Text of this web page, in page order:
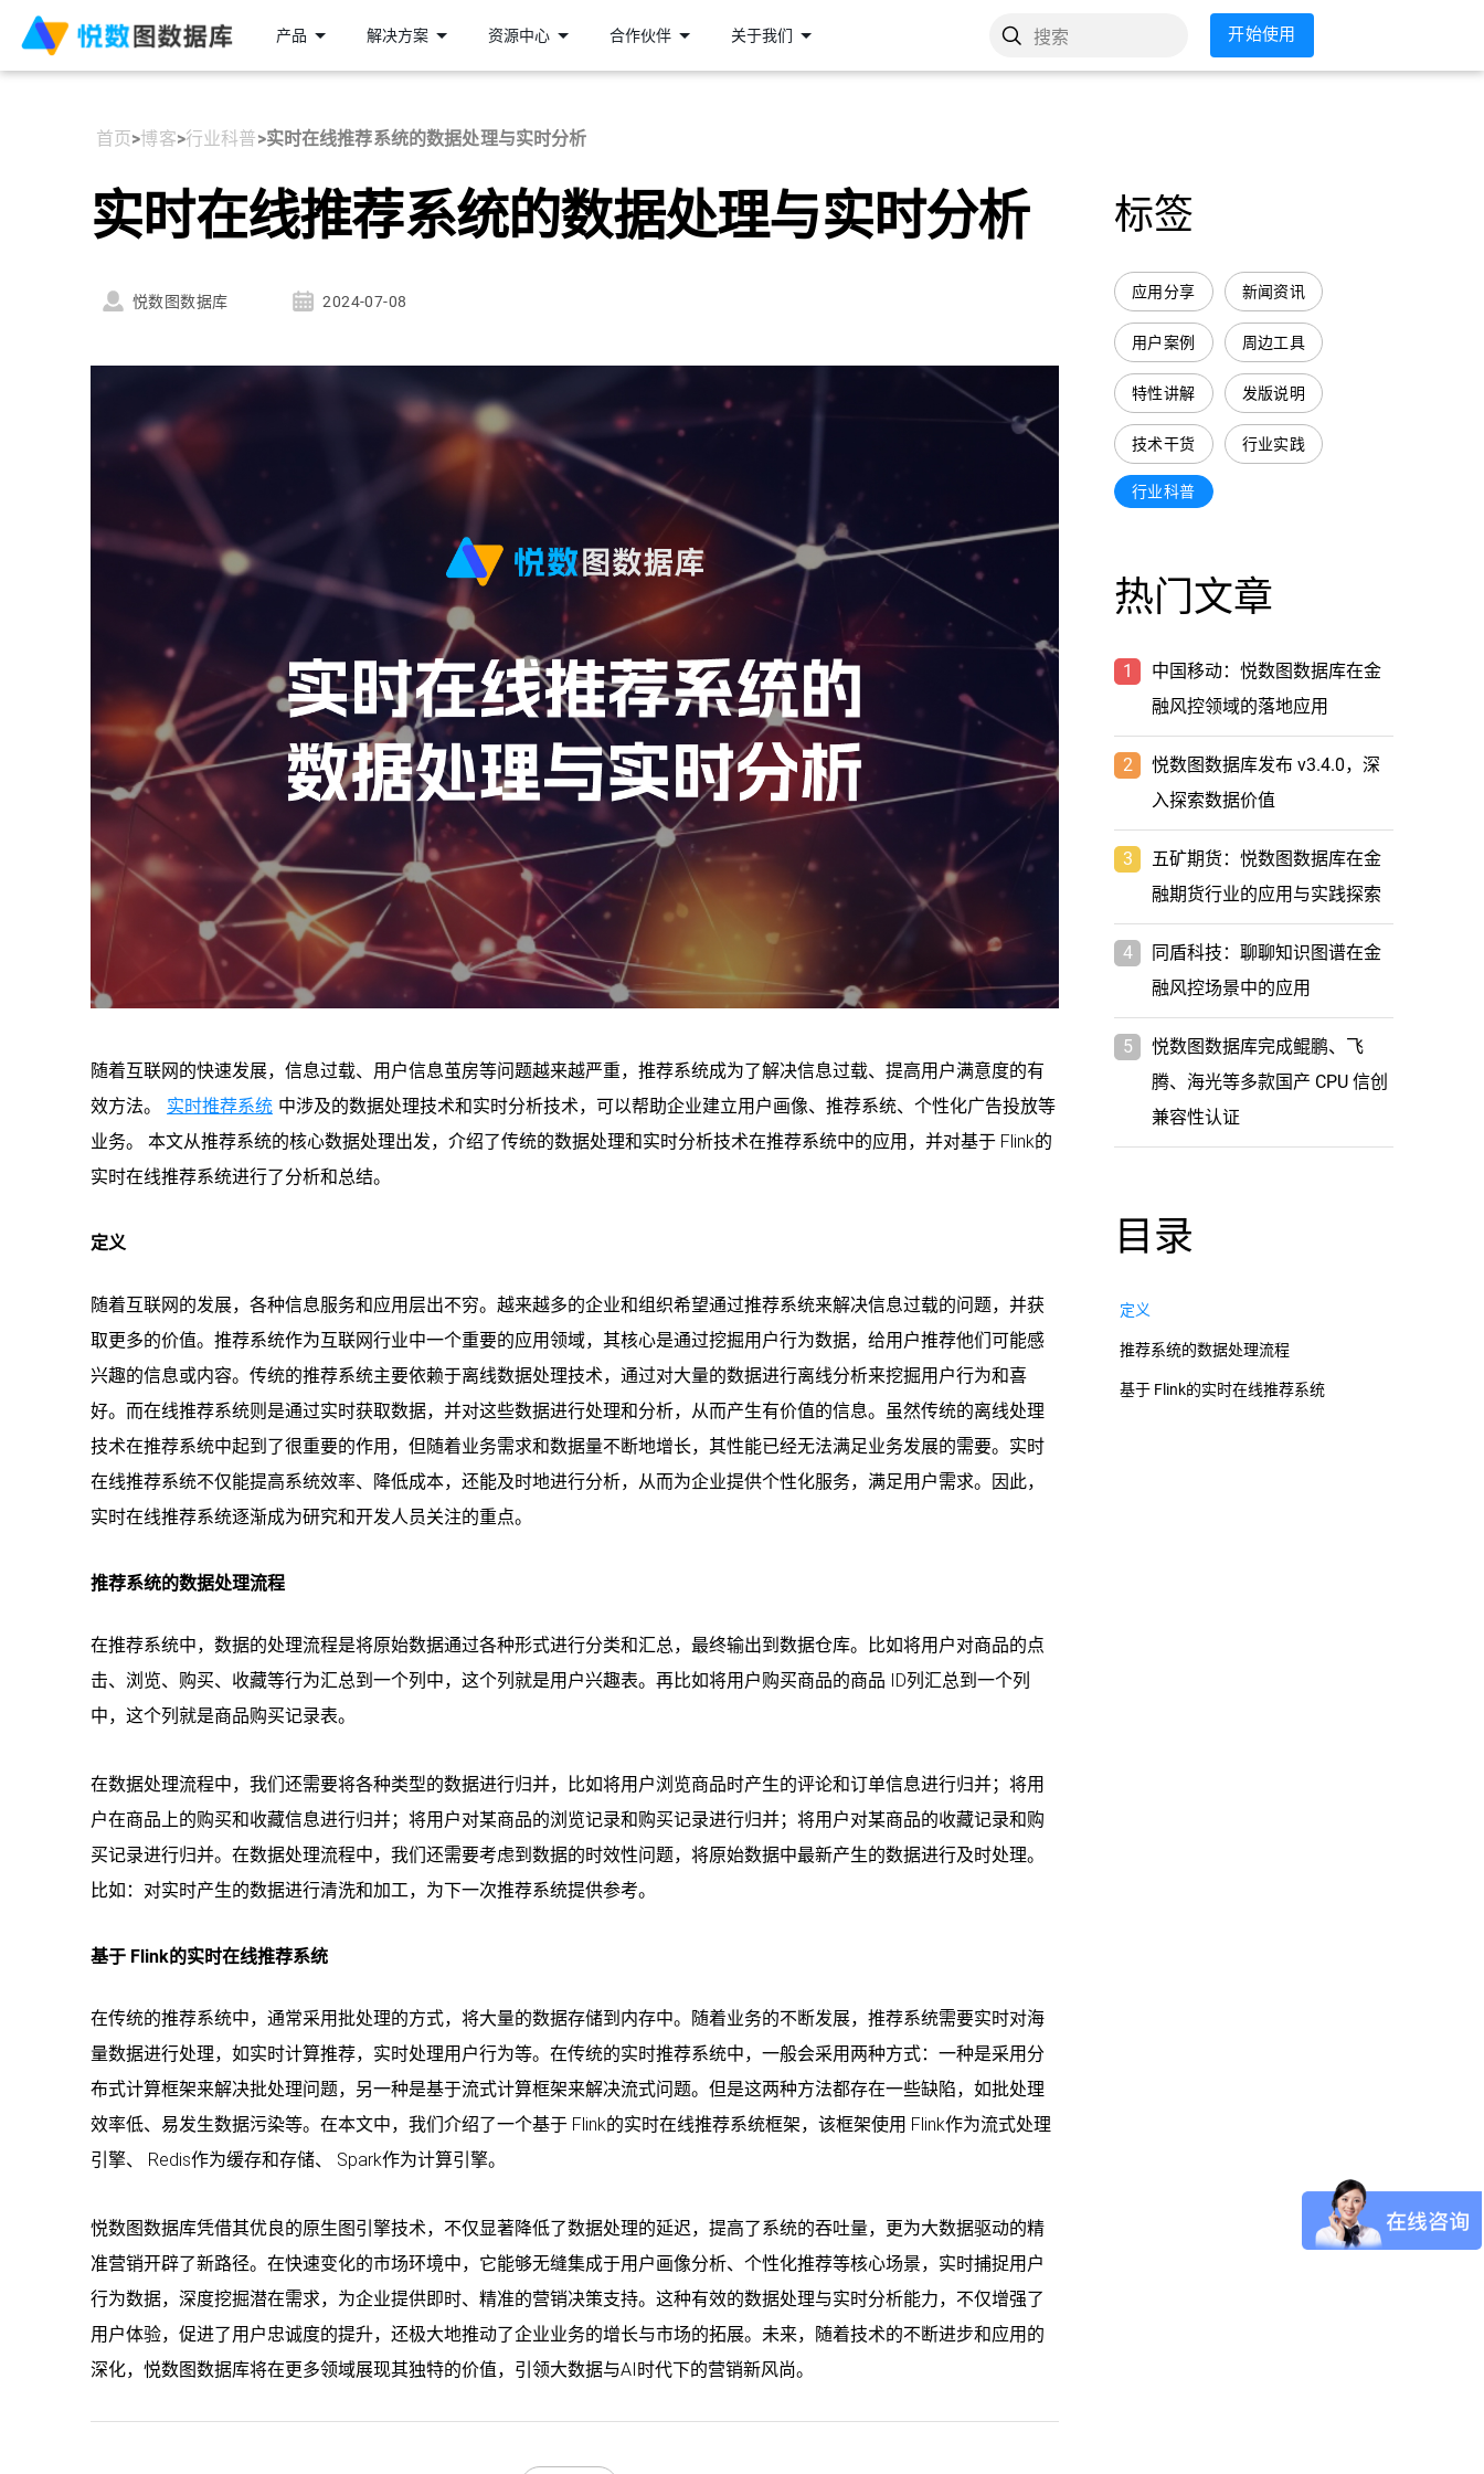
产品 解决方案 资源中心 合作伙伴 关于我们 搜索 开始使用
首页>博客>行业科普>实时在线推荐系统的数据处理与实时分析
实时在线推荐系统的数据处理与实时分析
悦数图数据库 2024-07-08
随着互联网的快速发展，信息过载、用户信息茧房等问题越来越严重，推荐系统成为了解决信息过载、提高用户满意度的有
效方法。
实时推荐系统 中涉及的数据处理技术和实时分析技术，可以帮助企业建立用户画像、推荐系统、个性化广告投放等
业务。 本文从推荐系统的核心数据处理出发，介绍了传统的数据处理和实时分析技术在推荐系统中的应用，并对基于 Flink的
实时在线推荐系统进行了分析和总结。
定义
随着互联网的发展，各种信息服务和应用层出不穷。越来越多的企业和组织希望通过推荐系统来解决信息过载的问题，并获
取更多的价值。推荐系统作为互联网行业中一个重要的应用领域，其核心是通过挖掘用户行为数据，给用户推荐他们可能感
兴趣的信息或内容。传统的推荐系统主要依赖于离线数据处理技术，通过对大量的数据进行离线分析来挖掘用户行为和喜
好。而在线推荐系统则是通过实时获取数据，并对这些数据进行处理和分析，从而产生有价值的信息。虽然传统的离线处理
技术在推荐系统中起到了很重要的作用，但随着业务需求和数据量不断地增长，其性能已经无法满足业务发展的需要。实时
在线推荐系统不仅能提高系统效率、降低成本，还能及时地进行分析，从而为企业提供个性化服务，满足用户需求。因此，
实时在线推荐系统逐渐成为研究和开发人员关注的重点。
推荐系统的数据处理流程
在推荐系统中，数据的处理流程是将原始数据通过各种形式进行分类和汇总，最终输出到数据仓库。比如将用户对商品的点
击、浏览、购买、收藏等行为汇总到一个列中，这个列就是用户兴趣表。再比如将用户购买商品的商品 ID列汇总到一个列
中，这个列就是商品购买记录表。
在数据处理流程中，我们还需要将各种类型的数据进行归并，比如将用户浏览商品时产生的评论和订单信息进行归并；将用
户在商品上的购买和收藏信息进行归并；将用户对某商品的浏览记录和购买记录进行归并；将用户对某商品的收藏记录和购
买记录进行归并。在数据处理流程中，我们还需要考虑到数据的时效性问题，将原始数据中最新产生的数据进行及时处理。
比如：对实时产生的数据进行清洗和加工，为下一次推荐系统提供参考。
基于 Flink的实时在线推荐系统
在传统的推荐系统中，通常采用批处理的方式，将大量的数据存储到内存中。随着业务的不断发展，推荐系统需要实时对海
量数据进行处理，如实时计算推荐，实时处理用户行为等。在传统的实时推荐系统中，一般会采用两种方式：一种是采用分
布式计算框架来解决批处理问题，另一种是基于流式计算框架来解决流式问题。但是这两种方法都存在一些缺陷，如批处理
效率低、易发生数据污染等。在本文中，我们介绍了一个基于 Flink的实时在线推荐系统框架，该框架使用 Flink作为流式处理
引擎、 Redis作为缓存和存储、 Spark作为计算引擎。
悦数图数据库凭借其优良的原生图引擎技术，不仅显著降低了数据处理的延迟，提高了系统的吞吐量，更为大数据驱动的精
准营销开辟了新路径。在快速变化的市场环境中，它能够无缝集成于用户画像分析、个性化推荐等核心场景，实时捕捉用户
行为数据，深度挖掘潜在需求，为企业提供即时、精准的营销决策支持。这种有效的数据处理与实时分析能力，不仅增强了
用户体验，促进了用户忠诚度的提升，还极大地推动了企业业务的增长与市场的拓展。未来，随着技术的不断进步和应用的
深化，悦数图数据库将在更多领域展现其独特的价值，引领大数据与AI时代下的营销新风尚。
标签
应用分享 新闻资讯
用户案例 周边工具
特性讲解 发版说明
技术干货 行业实践
行业科普
热门文章
1
中国移动：悦数图数据库在金
融风控领域的落地应用
2
悦数图数据库发布 v3.4.0，深
入探索数据价值
3
五矿期货：悦数图数据库在金
融期货行业的应用与实践探索
4
同盾科技：聊聊知识图谱在金
融风控场景中的应用
5
悦数图数据库完成鲲鹏、飞
腾、海光等多款国产 CPU 信创
兼容性认证
目录
定义
推荐系统的数据处理流程
基于 Flink的实时在线推荐系统